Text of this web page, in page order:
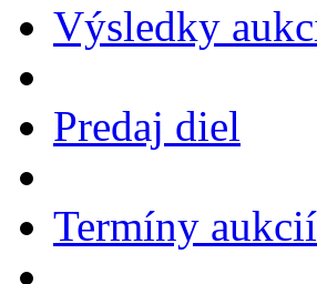
Výsledky
Predaj diel
Termíny